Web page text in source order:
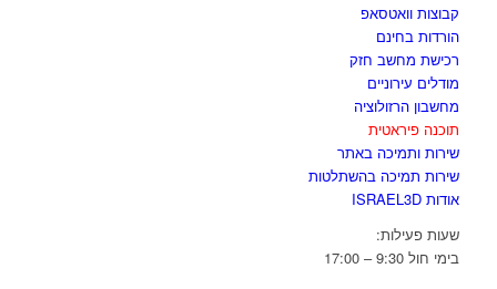
קבוצות וואטסאפ
הורדות בחינם
רכישת מחשב חזק
מודלים עירוניים
מחשבון הרזולוציה
תוכנה פיראטית
שירות ותמיכה באתר
שירות תמיכה בהשתלטות
אודות ISRAEL3D
שעות פעילות:
בימי חול 9:30 – 17:00